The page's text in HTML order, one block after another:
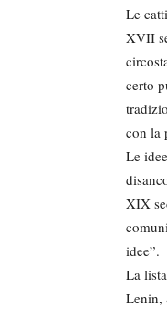
Le
XVII
certo
con la
Le
XIX
idee”.
La
Lenin,